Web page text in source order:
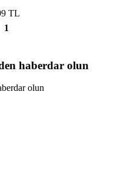
TL
1
haberdar olun